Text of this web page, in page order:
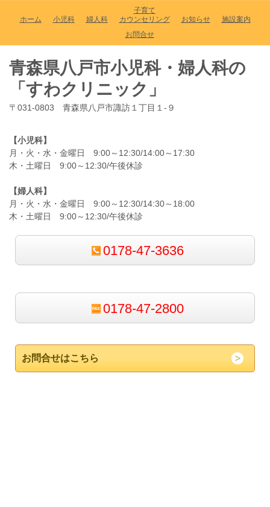
ホーム 小児科 婦人科
子育て
カウンセリング
お知らせ
施設案内
お問合せ
青森県八戸市小児科・婦人科の
「すわクリニック」
〒031-0803 青森県八戸市諏訪１丁目１-９
【小児科】
月・火・水・金曜日 9:00～12:30/14:00～17:30
木・土曜日 9:00～12:30/午後休診
【婦人科】
月・火・水・金曜日 9:00～12:30/14:30～18:00
木・土曜日 9:00～12:30/午後休診
0178-47-3636
0178-47-2800
お問合せはこちら